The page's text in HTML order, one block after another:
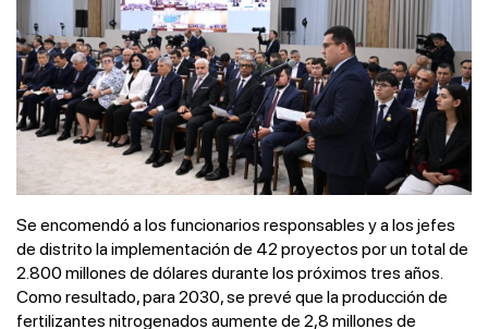
Se encomendó a los funcionarios responsables y a los jefes
de distrito la implementación de 42 proyectos por un total de
2.800 millones de dólares durante los próximos tres años.
Como resultado, para 2030, se prevé que la producción de
fertilizantes nitrogenados aumente de 2,8 millones de